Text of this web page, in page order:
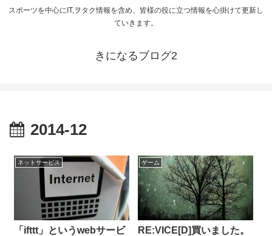
スポーツを中心にIT,ヲタク情報を含め、皆様の役に立つ情報を心掛けて更新し
ていきます。
きになるブログ2
2014-12
ネットサービス
「ifttt」というwebサービ
ゲーム
RE:VICE[D]買いました。